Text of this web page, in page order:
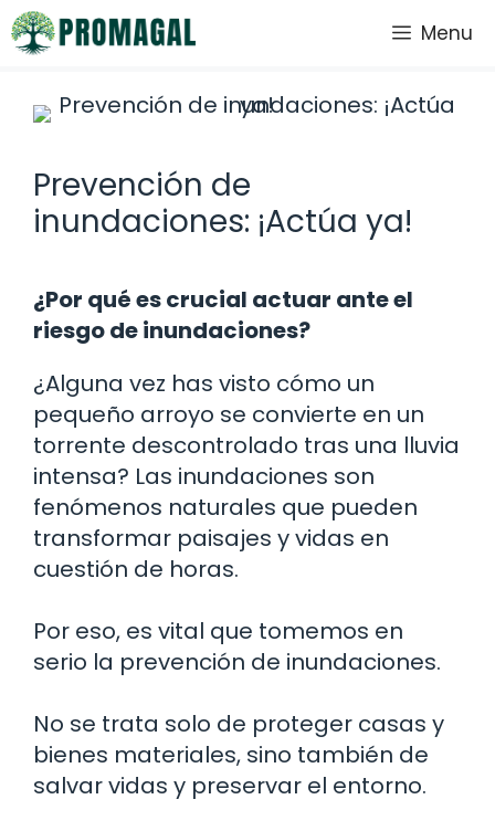
Saltar
al
Menu
Prevención de
inundaciones: ¡Actúa ya!
¿Por qué es crucial actuar ante el
riesgo de inundaciones?
¿Alguna vez has visto cómo un
pequeño arroyo se convierte en un
torrente descontrolado tras una lluvia
intensa? Las inundaciones son
fenómenos naturales que pueden
transformar paisajes y vidas en
cuestión de horas.
Por eso, es vital que tomemos en
serio la prevención de inundaciones.
No se trata solo de proteger casas y
bienes materiales, sino también de
salvar vidas y preservar el entorno.